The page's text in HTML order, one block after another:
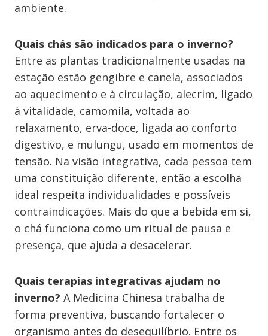
ambiente.
Quais chás são indicados para o inverno?
Entre as plantas tradicionalmente usadas na
estação estão gengibre e canela, associados
ao aquecimento e à circulação, alecrim, ligado
à vitalidade, camomila, voltada ao
relaxamento, erva-doce, ligada ao conforto
digestivo, e mulungu, usado em momentos de
tensão. Na visão integrativa, cada pessoa tem
uma constituição diferente, então a escolha
ideal respeita individualidades e possíveis
contraindicações. Mais do que a bebida em si,
o chá funciona como um ritual de pausa e
presença, que ajuda a desacelerar.
Quais terapias integrativas ajudam no
inverno? A Medicina Chinesa trabalha de
forma preventiva, buscando fortalecer o
organismo antes do desequilíbrio. Entre os